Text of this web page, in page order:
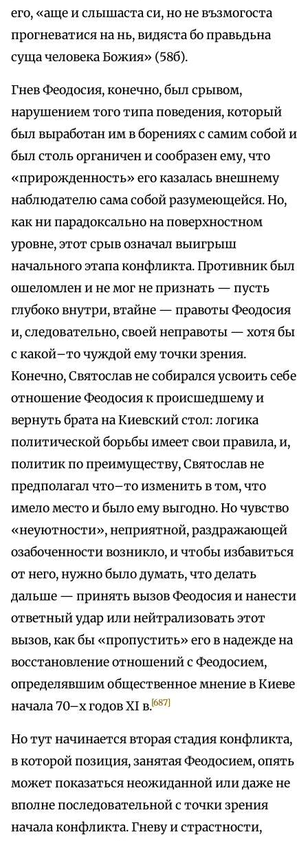
его, «аще и слышаста си, но не възмогоста
прогневатися на нь, видяста бо правьдьна
суща человека Божия» (58б).
Гнев Феодосия, конечно, был срывом,
нарушением того типа поведения, который
был выработан им в борениях с самим собой и
был столь органичен и сообразен ему, что
«прирожденность» его казалась внешнему
наблюдателю сама собой разумеющейся. Но,
как ни парадоксально на поверхностном
уровне, этот срыв означал выигрыш
начального этапа конфликта. Противник был
ошеломлен и не мог не признать — пусть
глубоко внутри, втайне — правоты Феодосия
и, следовательно, своей неправоты — хотя бы
с какой–то чуждой ему точки зрения.
Конечно, Святослав не собирался усвоить себе
отношение Феодосия к происшедшему и
вернуть брата на Киевский стол: логика
политической борьбы имеет свои правила, и,
политик по преимуществу, Святослав не
предполагал что–то изменить в том, что
имело место и было ему выгодно. Но чувство
«неуютности», неприятной, раздражающей
озабоченности возникло, и чтобы избавиться
от него, нужно было думать, что делать
дальше — принять вызов Феодосия и нанести
ответный удар или нейтрализовать этот
вызов, как бы «пропустить» его в надежде на
восстановление отношений с Феодосием,
определявшим общественное мнение в Киеве
начала 70–х годов XI в.[687]
Но тут начинается вторая стадия конфликта,
в которой позиция, занятая Феодосием, опять
может показаться неожиданной или даже не
вполне последовательной с точки зрения
начала конфликта. Гневу и страстности,